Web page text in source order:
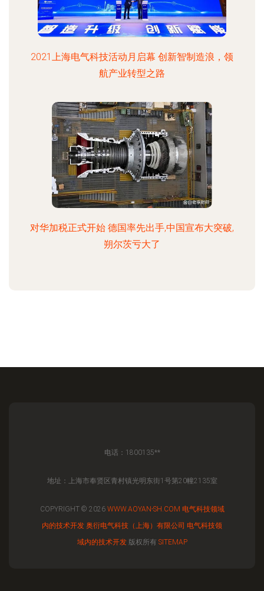
2021上海电气科技活动月启幕 创新智制造浪，领
航产业转型之路
对华加税正式开始 德国率先出手,中国宣布大突破,
朔尔茨亏大了
电话：1800135**
地址：上海市奉贤区青村镇光明东街1号第20幢2135室
COPYRIGHT © 2026 WWW.AOYAN-SH.COM 电气科技领域
内的技术开发 奥衍电气科技（上海）有限公司 电气科技领
域内的技术开发版权所有 SITEMAP